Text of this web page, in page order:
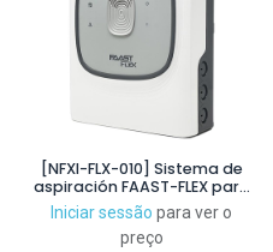
[NFXI-FLX-010] Sistema de
aspiración FAAST-FLEX para
lazo analógico de Notifier
de 1 canal
Iniciar sessão para ver o
preço